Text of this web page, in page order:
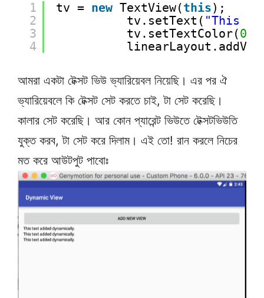
1
2
3
4
tv = new TextView(this);
tv.setText( "This
tv.setTextColor(
আমরা একটা টেক্সট ভিউ ভ্যারিয়েবল নিয়েছি। এর পর ঐ
ভ্যারিয়েবলে কি টেক্সট সেট করতে চাই, টা সেট করেছি।
কালার সেট করেছি। আর কোন প্যারেন্ট ভিউতে টেক্সটভিউতি
যুক্ত করব, টা সেট করে দিলাম। এই তো! রান করলে নিচের
মত করে আউটপুট পাবোঃ